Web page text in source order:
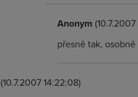
Anonym
přesně tak,
(10.7.2007 14:22:08)